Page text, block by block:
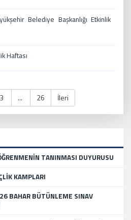
Belediye Başkanlığı Etkinlik
Haftası
3 ... 26 İleri
TANINMASI DUYURUSU
KAMPLARI
BAHAR BÜTÜNLEME SINAV